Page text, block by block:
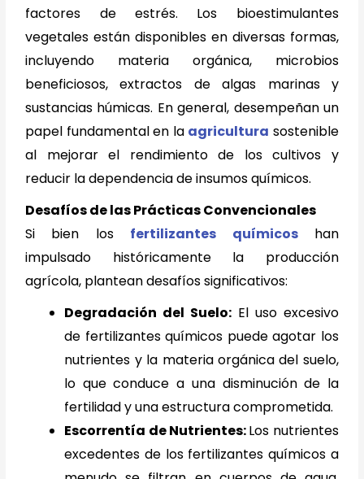
factores de estrés. Los bioestimulantes
vegetales están disponibles en diversas formas,
incluyendo materia orgánica, microbios
beneficiosos, extractos de algas marinas y
sustancias húmicas. En general, desempeñan un
papel fundamental en la agricultura sostenible
al mejorar el rendimiento de los cultivos y
reducir la dependencia de insumos químicos.
Desafíos de las Prácticas Convencionales
Si bien los fertilizantes químicoshan
impulsado históricamente la producción
agrícola, plantean desafíos significativos:
Degradación del Suelo: El uso excesivo
de fertilizantes químicos puede agotar los
nutrientes y la materia orgánica del suelo,
lo que conduce a una disminución de la
fertilidad y una estructura comprometida.
Escorrentía de Nutrientes:Los nutrientes
excedentes de los fertilizantes químicos a